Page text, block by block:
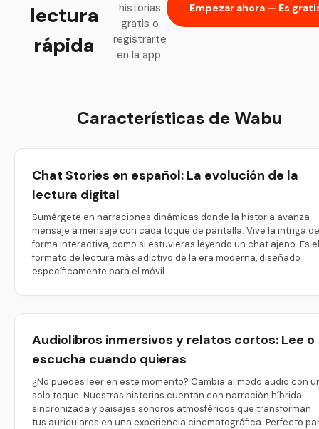
lectura
rápida
historias
gratis o
registrarte
en la app.
Empezar ahora — Es
Características de Wabu
Chat Stories en español: La evolución de la
lectura digital
Sumérgete en narraciones dinámicas donde la historia avanza
mensaje a mensaje con cada toque de pantalla. Vive la intriga de
forma interactiva, como si estuvieras leyendo un chat ajeno. Es el
formato de lectura más adictivo de la era moderna, diseñado
específicamente para el móvil.
Audiolibros inmersivos y relatos cortos: Lee o
escucha cuando quieras
¿No puedes leer en este momento? Cambia al modo audio con
solo toque. Nuestras historias cuentan con narración híbrida
sincronizada y paisajes sonoros atmosféricos que transforman
tus auriculares en una experiencia cinematográfica. Perfecto